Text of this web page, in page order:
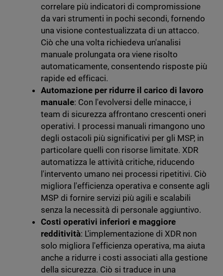
correlare più indicatori di compromissione
da vari strumenti in pochi secondi, fornendo
una visione contestualizzata di un attacco.
Ciò che una volta richiedeva un'analisi
manuale prolungata ora viene risolto
automaticamente, consentendo risposte più
rapide ed efficaci.
Automazione per ridurre il carico di lavoro
manuale: Con l'evolversi delle minacce, i
team di sicurezza affrontano crescenti oneri
operativi. I processi manuali rimangono uno
degli ostacoli più significativi per gli MSP, in
particolare quelli con risorse limitate. XDR
automatizza le attività critiche, riducendo
l'intervento umano nei processi ripetitivi. Ciò
migliora l'efficienza operativa e consente agli
MSP di fornire servizi più agili e scalabili
senza la necessità di personale aggiuntivo.
Costi operativi inferiori e maggiore
redditività: L'implementazione di XDR non
solo migliora l'efficienza operativa, ma aiuta
anche a ridurre i costi associati alla gestione
della sicurezza. Ciò si traduce in una